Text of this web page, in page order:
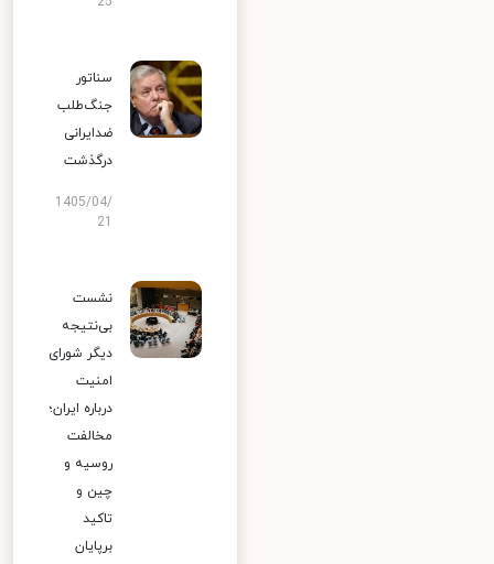
سناتور
جنگ‌طلب
ضدایرانی
درگذشت
1405/04/
نشست
بی‌نتیجه
دیگر شورای
امنیت
درباره ایران؛
مخالفت
روسیه و
چین و
تاکید
برپایان